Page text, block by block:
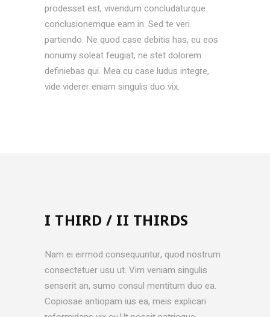
prodesset est, vivendum concludaturque
conclusionemque eam in. Sed te veri
partiendo. Ne quod case debitis has, eu eos
nonumy soleat feugiat, ne stet dolorem
definiebas qui. Mea cu case ludus integre,
vide viderer eniam singulis duo vix.
I THIRD / II THIRDS
Nam ei eirmod consequuntur, quod nostrum
consectetuer usu ut. Vim veniam singulis
senserit an, sumo consul mentitum duo ea.
Copiosae antiopam ius ea, meis explicari